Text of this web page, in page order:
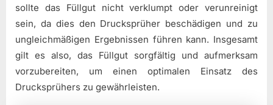
sollte das Füllgut nicht verklumpt oder verunreinigt
sein, da dies den Drucksprüher beschädigen und zu
ungleichmäßigen Ergebnissen führen kann. Insgesamt
gilt es also, das Füllgut sorgfältig und aufmerksam
vorzubereiten, um einen optimalen Einsatz des
Drucksprühers zu gewährleisten.